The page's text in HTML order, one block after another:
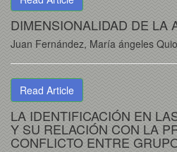
DIMENSIONALIDAD DE LA
Juan Fernández, María ángeles
Read Article
LA IDENTIFICACIÓN EN
Y SU RELACIÓN CON LA
CONFLICTO ENTRE